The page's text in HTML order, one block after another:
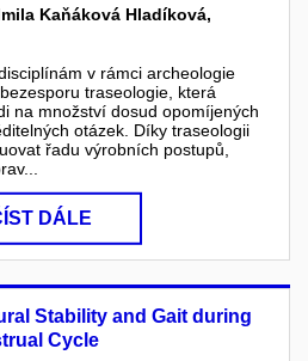
Kaňáková Hladíková,
v rámci archeologie
traseologie, která
na množství dosud opomíjených
otázek. Díky traseologii
řadu výrobních postupů,
DÁLE
Stability and Gait during
Cycle